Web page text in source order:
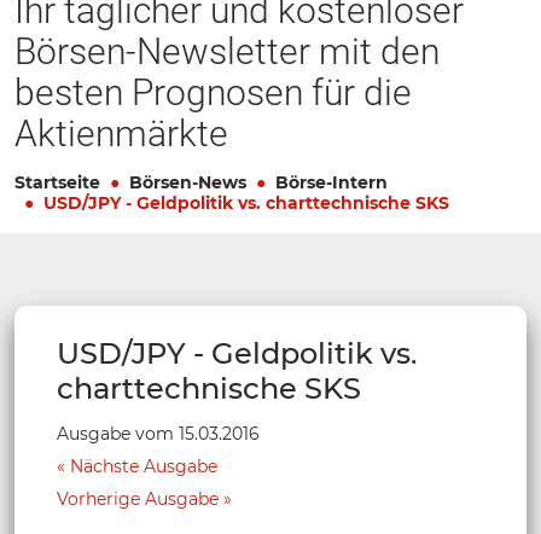
Ihr täglicher und kostenloser
Börsen-Newsletter mit den
besten Prognosen für die
Aktienmärkte
Startseite Börsen-News
Börse-Intern
USD/JPY - Geldpolitik vs. charttechnische SKS
USD/JPY - Geldpolitik vs.
charttechnische SKS
Ausgabe vom 15.03.2016
Nächste Ausgabe
Vorherige Ausgabe